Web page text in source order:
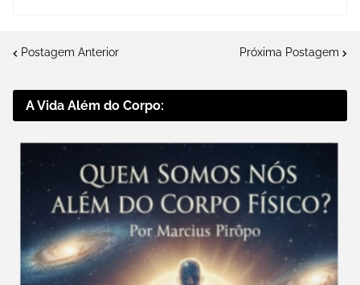
Postagem Anterior Próxima Postagem
A Vida Além do Corpo: